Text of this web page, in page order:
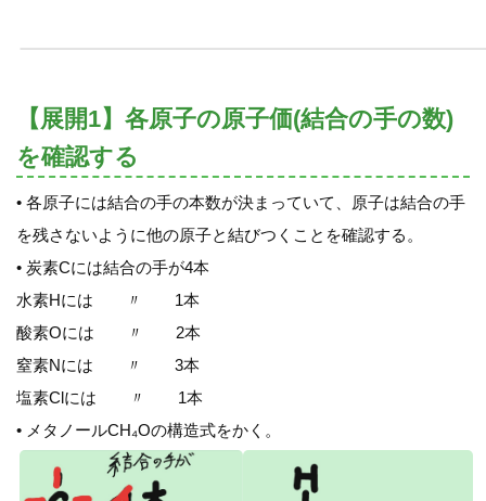
【展開1】各原子の原子価(結合の手の数)
を確認する
• 各原子には結合の手の本数が決まっていて、原子は結合の手
を残さないように他の原子と結びつくことを確認する。
• 炭素Cには結合の手が4本
水素Hには 〃 1本
酸素Oには 〃 2本
窒素Nには 〃 3本
塩素Clには 〃 1本
• メタノールCH₄Oの構造式をかく。